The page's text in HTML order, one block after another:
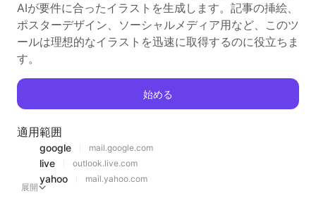
AIが要件に合ったイラストを生成します。記事の挿絵、
ポスターデザイン、ソーシャルメディア用など、このツ
ールは理想的なイラストを迅速に取得するのに役立ちま
す。
始める
適用範囲
google mail.google.com
live outlook.live.com
yahoo
mail.yahoo.com
展開